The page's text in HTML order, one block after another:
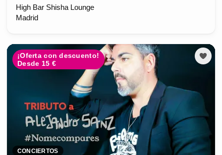
High Bar Shisha Lounge
Madrid
¡Oferta con descuento!
Desde 15 €
CONCIERTOS